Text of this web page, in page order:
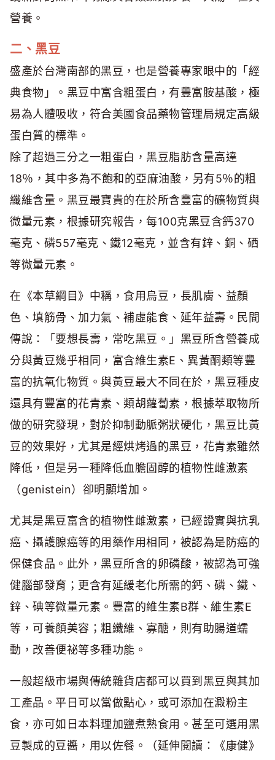
營養。
二、黑豆
盛產於台灣南部的黑豆，也是營養專家眼中的「經
典食物」。黑豆中富含粗蛋白，有豐富胺基酸，極
易為人體吸收，符合美國食品藥物管理局規定高級
蛋白質的標準。
除了超過三分之一粗蛋白，黑豆脂肪含量高達
18％，其中多為不飽和的亞麻油酸，另有5％的粗
纖維含量。黑豆最寶貴的在於所含豐富的礦物質與
微量元素，根據研究報告，每100克黑豆含鈣370
毫克、磷557毫克、鐵12毫克，並含有鋅、銅、硒
等微量元素。
在《本草綱目》中稱，食用烏豆，長肌膚、益顏
色、填筋骨、加力氣、補虛能食、延年益壽。民間
傳說：「要想長壽，常吃黑豆。」黑豆所含營養成
分與黃豆幾乎相同，富含維生素E、異黃酮類等豐
富的抗氧化物質。與黃豆最大不同在於，黑豆種皮
還具有豐富的花青素、類胡蘿蔔素，根據萃取物所
做的研究發現，對於抑制動脈粥狀硬化，黑豆比黃
豆的效果好，尤其是經烘烤過的黑豆，花青素雖然
降低，但是另一種降低血膽固醇的植物性雌激素
（genistein）卻明顯增加。
尤其是黑豆富含的植物性雌激素，已經證實與抗乳
癌、攝護腺癌等的用藥作用相同，被認為是防癌的
保健食品。此外，黑豆所含的卵磷酸，被認為可強
健腦部發育；更含有延緩老化所需的鈣、磷、鐵、
鋅、碘等微量元素。豐富的維生素B群、維生素E
等，可養顏美容；粗纖維、寡醣，則有助腸道蠕
動，改善便祕等多種功能。
一般超級市場與傳統雜貨店都可以買到黑豆與其加
工產品。平日可以當做點心，或可添加在澱粉主
食，亦可如日本料理加鹽煮熟食用。甚至可選用黑
豆製成的豆醬，用以佐餐。（延伸閱讀：《康健》